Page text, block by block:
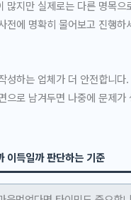
많지만 실제로는 다른 명목으
전에 명확히 물어보고 진행하
성하는 업체가 더 안전합니다
으로 남겨두면 나중에 문제가
이득일까 판단하는 기준